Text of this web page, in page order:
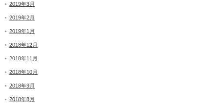
2019年3月
2019年2月
2019年1月
2018年12月
2018年11月
2018年10月
2018年9月
2018年8月